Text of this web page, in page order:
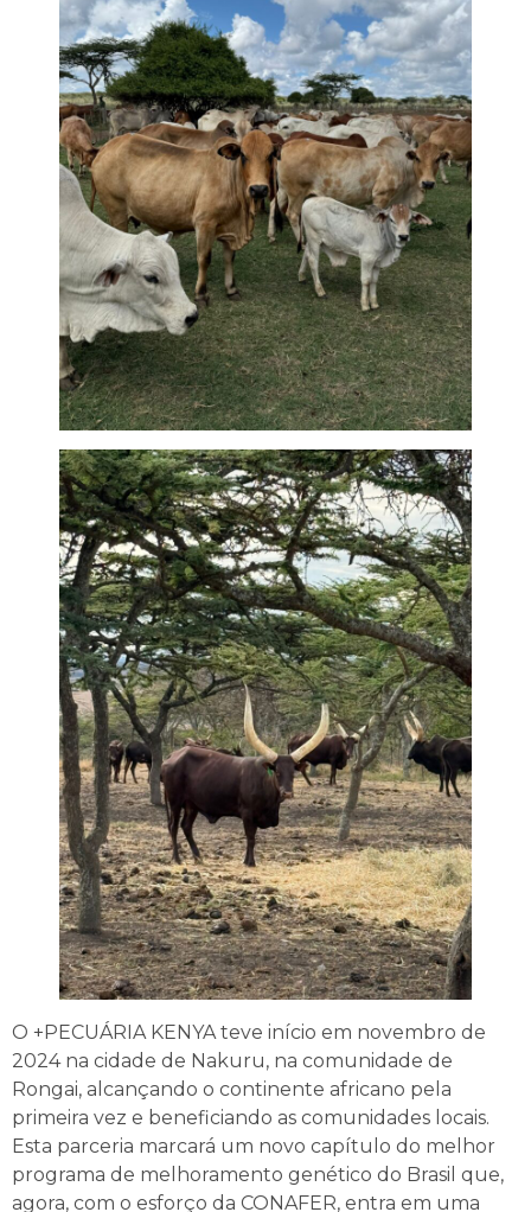
O +PECUÁRIA KENYA teve início em novembro de
2024 na cidade de Nakuru, na comunidade de
Rongai, alcançando o continente africano pela
primeira vez e beneficiando as comunidades locais.
Esta parceria marcará um novo capítulo do melhor
programa de melhoramento genético do Brasil que,
agora, com o esforço da CONAFER, entra em uma